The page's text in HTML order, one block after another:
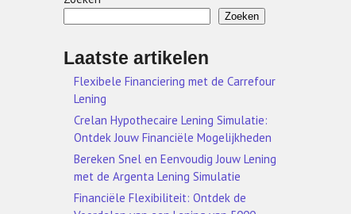
Zoeken
Laatste artikelen
Flexibele Financiering met de Carrefour
Lening
Crelan Hypothecaire Lening Simulatie:
Ontdek Jouw Financiële Mogelijkheden
Bereken Snel en Eenvoudig Jouw Lening
met de Argenta Lening Simulatie
Financiële Flexibiliteit: Ontdek de